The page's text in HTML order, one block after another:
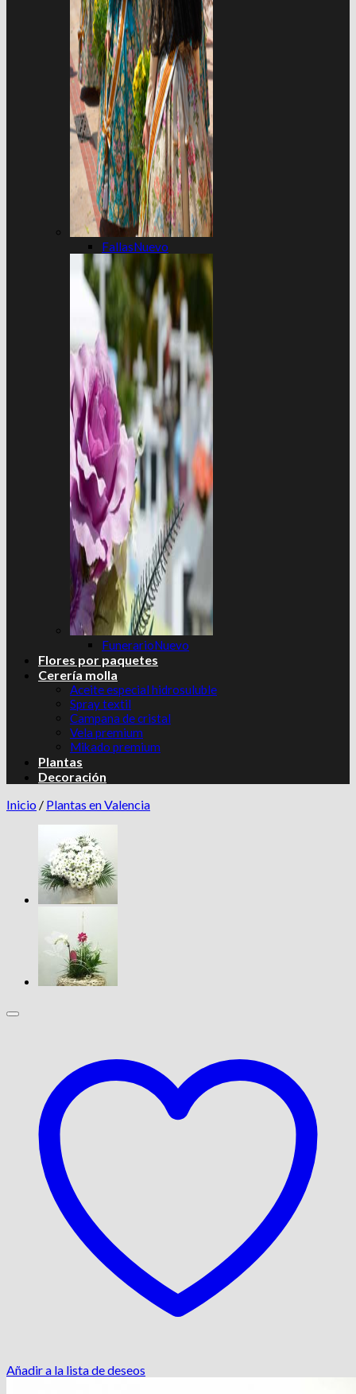
Fallas
Funerario
Flores por paquetes
Cerería molla
Aceite especial hidrosuluble
Spray textil
Campana de cristal
Vela premium
Mikado premium
Plantas
Decoración
Inicio / Plantas en Valencia
Añadir a la lista de deseos